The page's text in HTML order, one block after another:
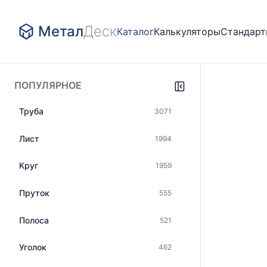
МеталДескКаталогКалькуляторы
ПОПУЛЯРНОЕ
Труба 3071
Лист 1994
Круг 1959
Пруток 555
Полоса 521
Уголок 462